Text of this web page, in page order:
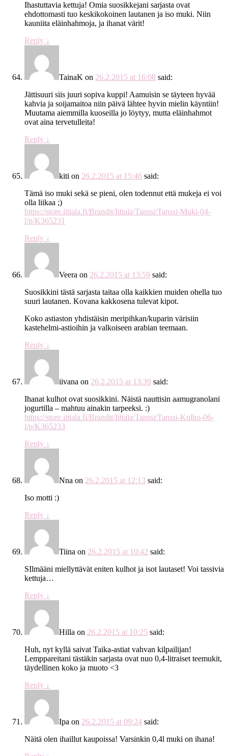
Ihastuttavia kettuja! Omia suosikkejani sarjasta ovat
ehdottomasti tuo keskikokoinen lautanen ja iso muki. Niin
kauniita eläinhahmoja, ja ihanat värit!
Reply ↓
TainaK on 26.2.2015 at 16:08 said:
Jättisuuri siis juuri sopiva kuppi! Aamuisin se täyteen hyvää
kahvia ja soijamaitoa niin päivä lähtee hyvin mielin käyntiin!
Muutama aiemmilla kuoseilla jo löytyy, mutta eläinhahmot
ovat aina tervetulleita!
Reply ↓
kiti on 26.2.2015 at 15:46 said:
Tämä iso muki sekä se pieni, olen todennut että mukeja ei voi
olla liikaa ;)
https://store.iittala.fi/Brandit/Iittala/Tanssi/Tanssi-Muki-04-
l/p/K365231
Reply ↓
Veera on 26.2.2015 at 13:59 said:
Suosikkini tästä sarjasta taitaa olla kaikkien muiden ohella tuo
suuri lautanen. Kovana kakkosena tulevat kipot.
Koko astiaston yhdistäisin meripihkan/kuparin värisiin
kastehelmi-astioihin ja valkoiseen arabian teemaan.
Reply ↓
iivana on 26.2.2015 at 13:39 said:
Ihanat kulhot ovat suosikkini. Näistä nauttisin aamugranolani
jogurtilla – mahtuu ainakin tarpeeksi. :)
https://store.iittala.fi/Brandit/Iittala/Tanssi/Tanssi-Kulho-06-
l/p/K365233
Reply ↓
Nna on 26.2.2015 at 12:13 said:
Iso motti :)
Reply ↓
Tiina on 26.2.2015 at 10:42 said:
SIlmääni miellyttävät eniten kulhot ja isot lautaset! Voi tassivia
kettuja…
Reply ↓
Hilla on 26.2.2015 at 10:25 said:
Huh, nyt kyllä saivat Taika-astiat vahvan kilpailijan!
Lemppareitani tästäkin sarjasta ovat nuo 0,4-litraiset teemukit,
täydellinen koko ja muoto <3
Reply ↓
Ipa on 26.2.2015 at 09:24 said:
Näitä olen ihaillut kaupoissa! Varsinkin 0,4l muki on ihana!